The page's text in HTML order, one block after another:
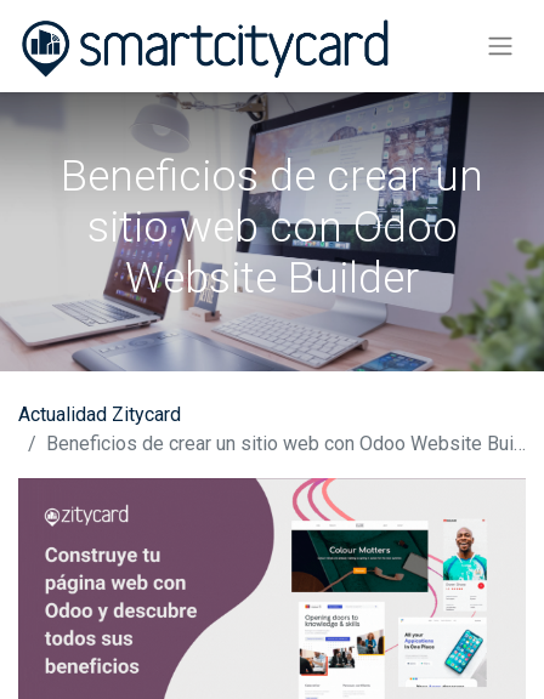
Beneficios de crear un
sitio web con Odoo
Website Builder
Actualidad Zitycard
Beneficios de crear un sitio web con Odoo Website Builder